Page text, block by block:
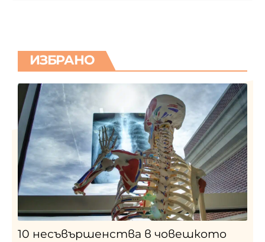
ИЗБРАНО
10 несъвършенства в човешкото